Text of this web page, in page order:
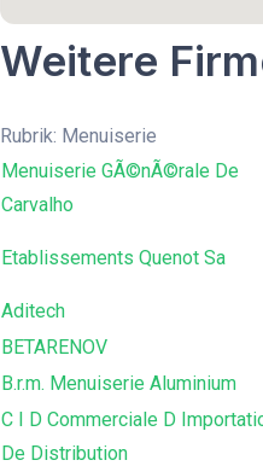
Weitere
Rubrik: Menuiserie
Menuiserie GÃ©nÃ©rale De
Carvalho
Etablissements Quenot Sa
Aditech
BETARENOV
B.r.m. Menuiserie Aluminium
C I D Commerciale D
De Distribution